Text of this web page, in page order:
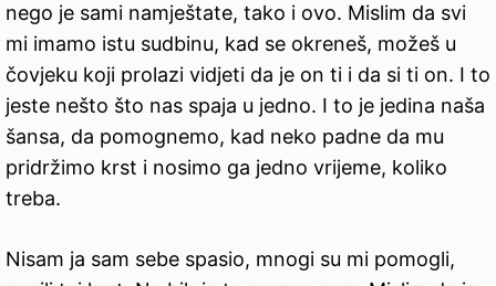
nego je sami namještate, tako i ovo. Mislim da svi
mi imamo istu sudbinu, kad se okreneš, možeš u
čovjeku koji prolazi vidjeti da je on ti i da si ti on. I to
jeste nešto što nas spaja u jedno. I to je jedina naša
šansa, da pomognemo, kad neko padne da mu
pridržimo krst i nosimo ga jedno vrijeme, koliko
treba.
Nisam ja sam sebe spasio, mnogi su mi pomogli,